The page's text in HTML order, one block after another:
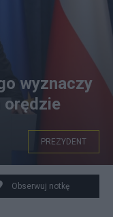
wyznaczy
orędzie
PREZYDENT
Obserwuj notkę